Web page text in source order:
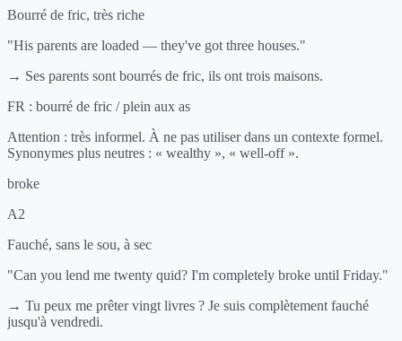
Bourré de fric, très riche
"His parents are loaded — they've got three houses."
→ Ses parents sont bourrés de fric, ils ont trois maisons.
FR : bourré de fric / plein aux as
Attention : très informel. À ne pas utiliser dans un contexte formel.
Synonymes plus neutres : « wealthy », « well-off ».
broke
A2
Fauché, sans le sou, à sec
"Can you lend me twenty quid? I'm completely broke until Friday."
→ Tu peux me prêter vingt livres ? Je suis complètement fauché
jusqu'à vendredi.